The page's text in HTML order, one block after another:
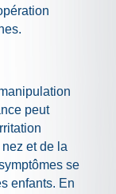
peut
et de la
se
enfants. En